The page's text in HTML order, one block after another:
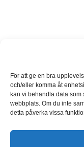
För att ge en bra
och/eller komma åt
kan vi behandla data
webbplats. Om du inte
detta påverka vissa
Vad vi gör
Vilka vi är
Länsnytt